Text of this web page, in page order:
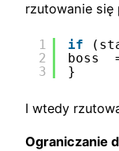
rzutowanie się
1
2
3
if
boss
}
I wtedy
Ograniczanie